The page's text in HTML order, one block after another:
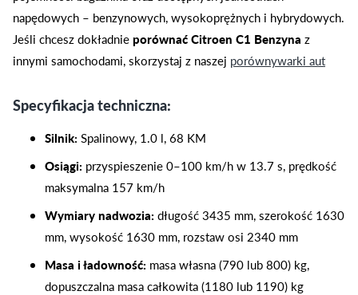
napędowych – benzynowych, wysokoprężnych i hybrydowych.
Jeśli chcesz dokładnieporównać Citroen C1 Benzyna z
innymi samochodami, skorzystaj z naszej porównywarki aut
Specyfikacja techniczna:
Silnik: Spalinowy, 1.0 l, 68 KM
Osiągi: przyspieszenie 0–100 km/h w 13.7 s, prędkość
maksymalna 157 km/h
Wymiary nadwozia: długość 3435 mm, szerokość 1630
mm, wysokość 1630 mm, rozstaw osi 2340 mm
Masa i ładowność: masa własna (790 lub 800) kg,
dopuszczalna masa całkowita (1180 lub 1190) kg